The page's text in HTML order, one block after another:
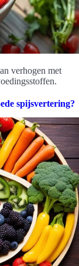
verhogen met
spijsvertering?